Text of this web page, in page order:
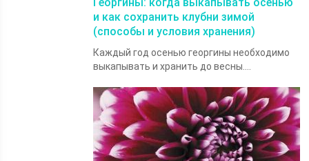
и как сохранить клубни зимой
(способы и условия хранения)
Каждый год осенью георгины необходимо
выкапывать и хранить до весны....